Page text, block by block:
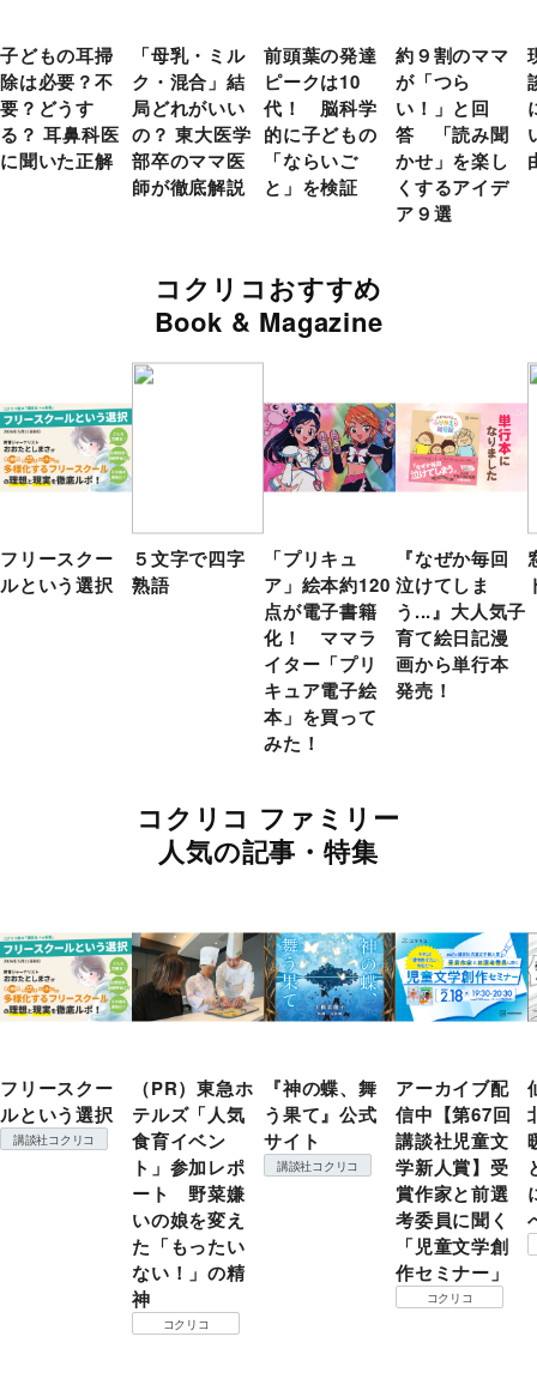
子どもの耳掃
除は必要？不
要？どうす
る？ 耳鼻科医
に聞いた正解
「母乳・ミル
ク・混合」結
局どれがいい
の？ 東大医学
部卒のママ医
師が徹底解説
前頭葉の発達
ピークは10
代！ 脳科学
的に子どもの
「ならいご
と」を検証
約９割のママ
が「つら
い！」と回
答 「読み聞
かせ」を楽し
くするアイデ
ア９選
コクリコおすすめ
Book & Magazine
フリースクー
ルという選択
５文字で四字
熟語
「プリキュ
ア」絵本約120
点が電子書籍
化！ ママラ
イター「プリ
キュア電子絵
本」を買って
みた！
『なぜか毎回
泣けてしま
う...』大人気子
育て絵日記漫
画から単行本
発売！
コクリコ ファミリー
人気の記事・特集
フリースクー
ルという選択
講談社コクリコ
（PR）東急ホ
テルズ「人気
食育イベン
ト」参加レポ
ート 野菜嫌
いの娘を変え
た「もったい
ない！」の精
神
コクリコ
『神の蝶、舞
う果て』公式
サイト
講談社コクリコ
アーカイブ配
信中【第67回
講談社児童文
学新人賞】受
賞作家と前選
考委員に聞く
「児童文学創
作セミナー」
コクリコ